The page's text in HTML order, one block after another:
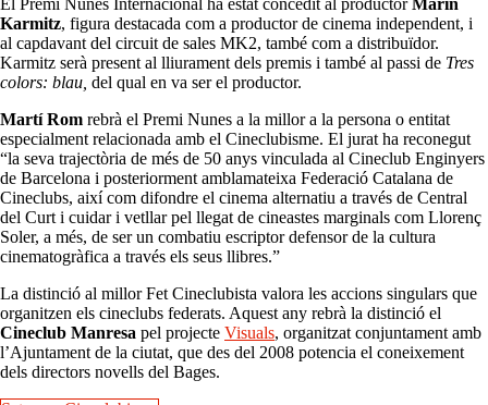
El Premi Nunes Internacional ha estat concedit al productorMarin
Karmitz, figura destacada com a productor de cinema independent, i
al capdavant del circuit de sales MK2, també com a distribuïdor.
Karmitz serà present al lliurament dels premis i també al passi de Tres
colors: blau, del qual en va ser el productor.
Martí Rom rebrà el Premi Nunes a la millor a la persona o entitat
especialment relacionada amb el Cineclubisme. El jurat ha reconegut
“la seva trajectòria de més de 50 anys vinculada al Cineclub Enginyers
de Barcelona i posteriorment amblamateixa Federació Catalana de
Cineclubs, així com difondre el cinema alternatiu a través de Central
del Curt i cuidar i vetllar pel llegat de cineastes marginals com Llorenç
Soler, a més, de ser un combatiu escriptor defensor de la cultura
cinematogràfica a través els seus llibres.”
La distinció al millor Fet Cineclubista valora les accions singulars que
organitzen els cineclubs federats. Aquest any rebrà la distinció el
Cineclub Manresa pel projecte Visuals, organitzat conjuntament amb
l’Ajuntament de la ciutat, que des del 2008 potencia el coneixement
dels directors novells del Bages.